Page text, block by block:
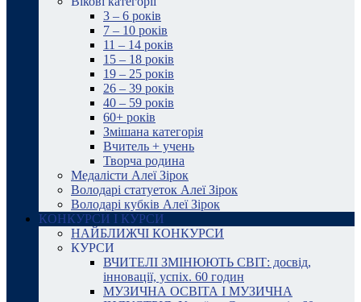
3 – 6 років
7 – 10 років
11 – 14 років
15 – 18 років
19 – 25 років
26 – 39 років
40 – 59 років
60+ років
Змішана категорія
Вчитель + учень
Творча родина
Медалісти Алеї Зірок
Володарі статуеток Алеї Зірок
Володарі кубків Алеї Зірок
КОНКУРСИ І КУРСИ
НАЙБЛИЖЧІ КОНКУРСИ
КУРСИ
ВЧИТЕЛІ ЗМІНЮЮТЬ СВІТ: досвід,
інновації, успіх. 60 годин
МУЗИЧНА ОСВІТА І МУЗИЧНА